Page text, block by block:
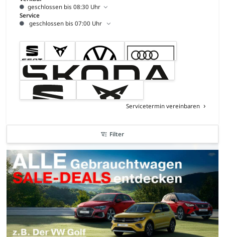
geschlossen bis 08:30 Uhr
Service
geschlossen bis 07:00 Uhr
Servicetermin vereinbaren
Filter